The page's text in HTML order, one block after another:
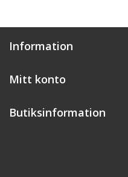
Information
Mitt konto
Butiksinformation